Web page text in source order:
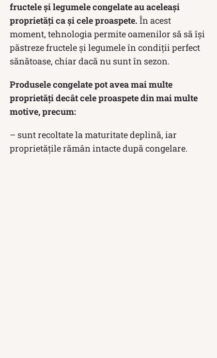
fructele și legumele congelate au aceleași
proprietăți ca și cele proaspete. În acest
moment, tehnologia permite oamenilor să să își
păstreze fructele și legumele în condiții perfect
sănătoase, chiar dacă nu sunt în sezon.
Produsele congelate pot avea mai multe
proprietăți decât cele proaspete din mai multe
motive, precum:
– sunt recoltate la maturitate deplină, iar
proprietățile rămân intacte după congelare.